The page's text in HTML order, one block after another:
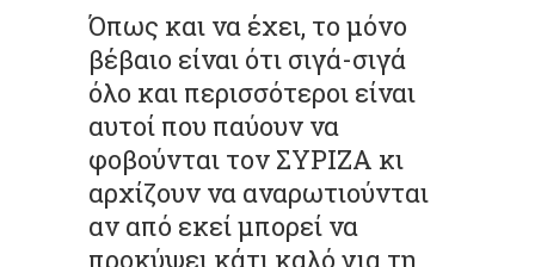
Όπως και να έχει, το μόνο
βέβαιο είναι ότι σιγά-σιγά
όλο και περισσότεροι είναι
αυτοί που παύουν να
φοβούνται τον ΣΥΡΙΖΑ κι
αρχίζουν να αναρωτιούνται
αν από εκεί μπορεί να
προκύψει κάτι καλό για τη